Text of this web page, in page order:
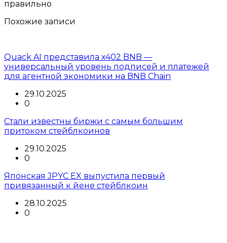
Похожие записи
Quack AI представила x402 BNB —
универсальный уровень подписей и платежей
для агентной экономики на BNB Chain
29.10.2025
0
Стали известны биржи с самым большим
притоком стейблкоинов
29.10.2025
0
Японская JPYC EX выпустила первый
привязанный к йене стейблкоин
28.10.2025
0